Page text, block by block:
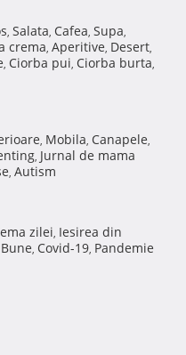
, Salata, Cafea, Supa,
crema, Aperitive, Desert,
, Ciorba pui, Ciorba burta,
, Mobila, Canapele,
, Jurnal de mama
, Autism
zilei, Iesirea din
, Covid-19, Pandemie